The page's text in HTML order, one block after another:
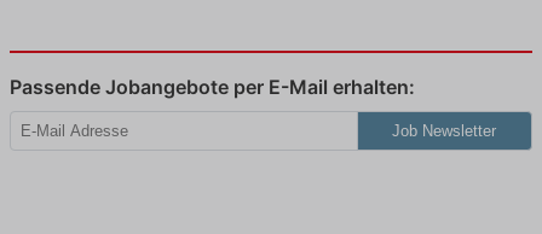
Passende Jobangebote per E-Mail erhalten:
Job Newsletter